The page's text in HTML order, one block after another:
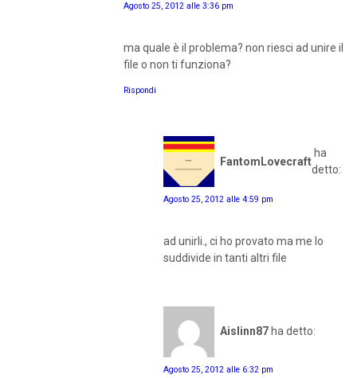
Agosto 25, 2012 alle 3:36 pm
ma quale è il problema? non riesci ad unire il
file o non ti funziona?
Rispondi
FantomLovecraft
ha
detto:
Agosto 25, 2012 alle 4:59 pm
ad unirli., ci ho provato ma me lo
suddivide in tanti altri file
Aislinn87 ha detto:
Agosto 25, 2012 alle 6:32 pm